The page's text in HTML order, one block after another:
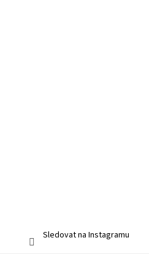
Sledovat na Instagramu